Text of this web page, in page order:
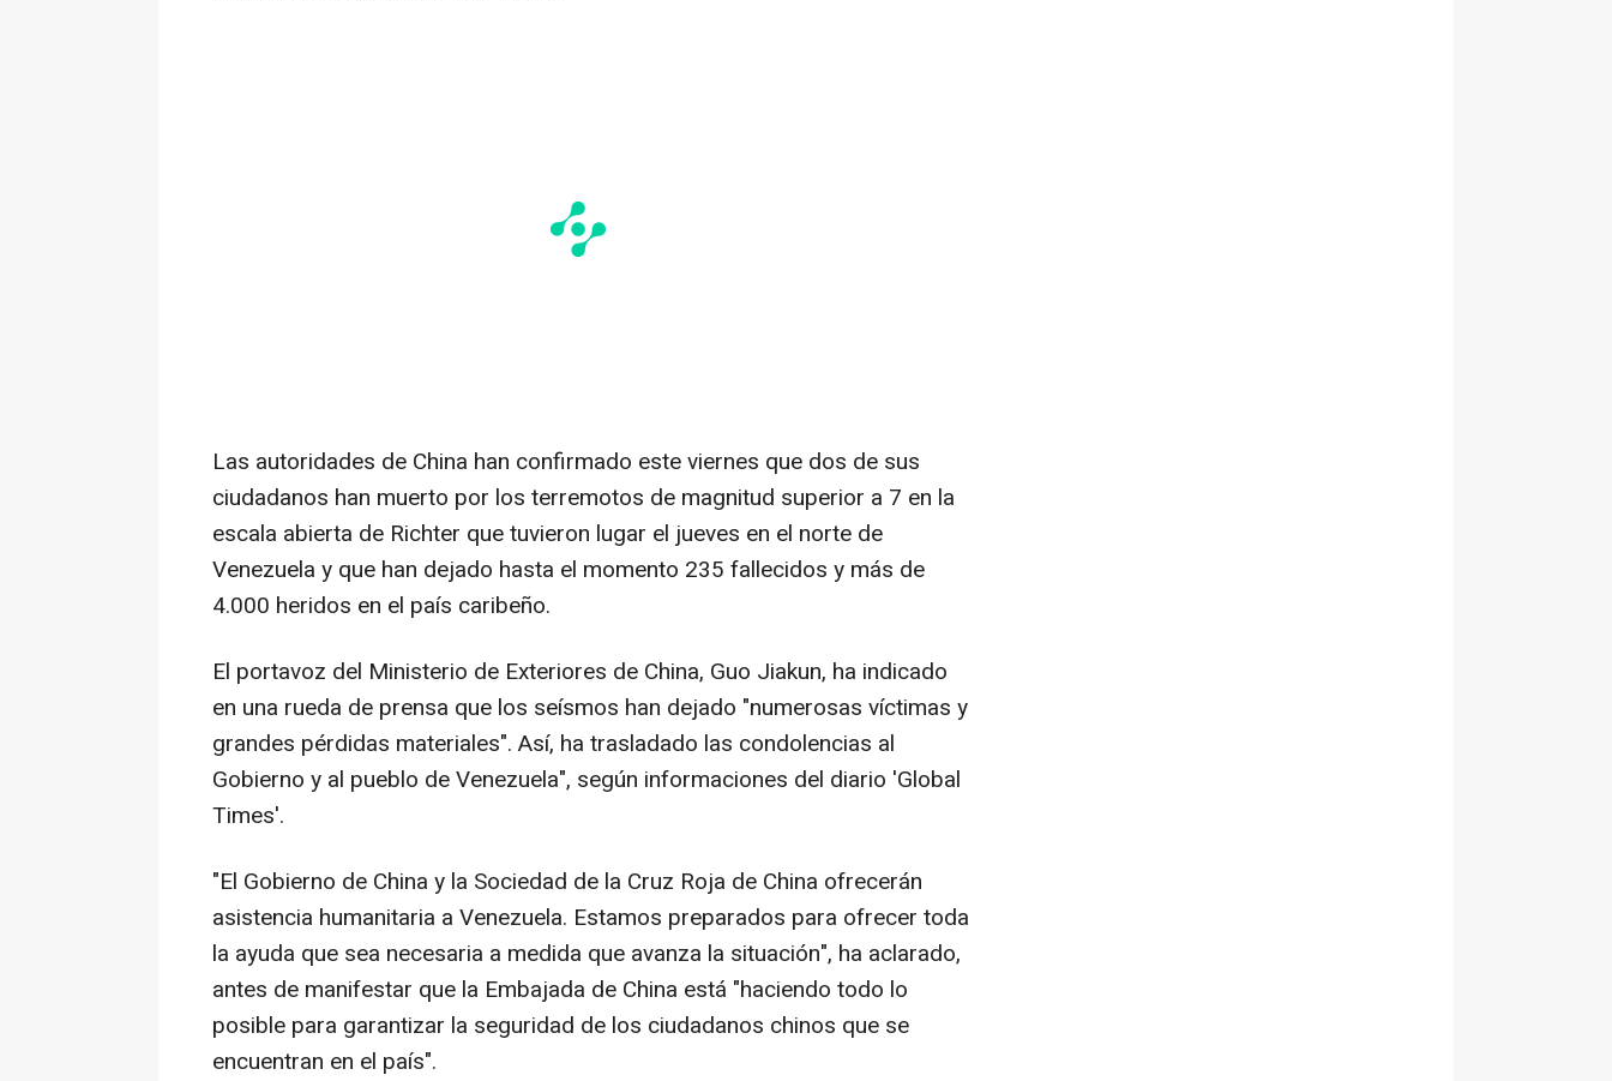
Las autoridades de China han confirmado este viernes que dos de sus
ciudadanos han muerto por los terremotos de magnitud superior a 7 en la
escala abierta de Richter que tuvieron lugar el jueves en el norte de
Venezuela y que han dejado hasta el momento 235 fallecidos y más de
4.000 heridos en el país caribeño.
El portavoz del Ministerio de Exteriores de China, Guo Jiakun, ha indicado
en una rueda de prensa que los seísmos han dejado "numerosas víctimas y
grandes pérdidas materiales". Así, ha trasladado las condolencias al
Gobierno y al pueblo de Venezuela", según informaciones del diario 'Global
Times'.
"El Gobierno de China y la Sociedad de la Cruz Roja de China ofrecerán
asistencia humanitaria a Venezuela. Estamos preparados para ofrecer toda
la ayuda que sea necesaria a medida que avanza la situación", ha aclarado,
antes de manifestar que la Embajada de China está "haciendo todo lo
posible para garantizar la seguridad de los ciudadanos chinos que se
encuentran en el país".